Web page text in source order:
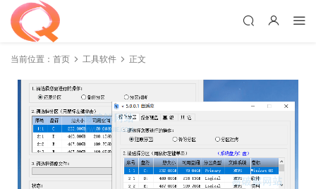
当前位置： 首页 工具软件 正文